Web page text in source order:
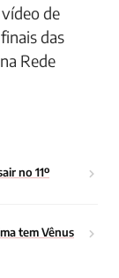
de
das
Rede
no 11º
tem Vênus